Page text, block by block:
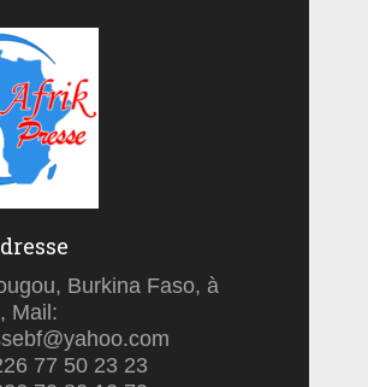
Burkina Faso, à
Mail:
77 50 23 23